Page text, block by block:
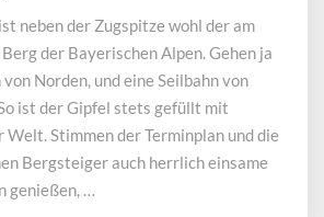
neben der Zugspitze wohl der am
der Bayerischen Alpen. Gehen ja
Norden, und eine Seilbahn von
ist der Gipfel stets gefüllt mit
Welt. Stimmen der Terminplan und die
Bergsteiger auch herrlich einsame
genießen, …